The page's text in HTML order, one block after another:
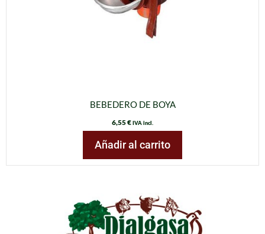
BEBEDERO DE BOYA
6,55€IVA incl.
Añadir al carrito